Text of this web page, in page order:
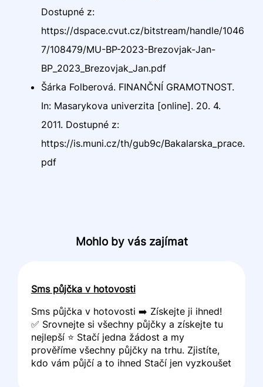
Dostupné z:
https://dspace.cvut.cz/bitstream/handle/1046
7/108479/MU-BP-2023-Brezovjak-Jan-
BP_2023_Brezovjak_Jan.pdf
Šárka Folberová. FINANČNÍ GRAMOTNOST.
In: Masarykova univerzita [online]. 20. 4.
2011. Dostupné z:
https://is.muni.cz/th/gub9c/Bakalarska_prace.
pdf
Mohlo by vás zajímat
Sms půjčka v hotovosti
Sms půjčka v hotovosti ➡️ Získejte ji ihned!
✅ Srovnejte si všechny půjčky a získejte tu
nejlepší ⭐ Stačí jedna žádost a my
prověříme všechny půjčky na trhu. Zjistíte,
kdo vám půjčí a to ihned Stačí jen vyzkoušet